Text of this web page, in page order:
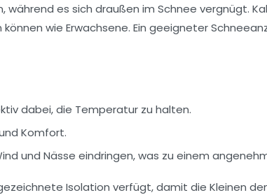
es sich draußen im Schnee vergnügt.
wie Erwachsene. Ein geeigneter
dabei, die Temperatur zu halten.
Komfort.
und Nässe eindringen, was zu einem
Isolation verfügt, damit die Kleinen